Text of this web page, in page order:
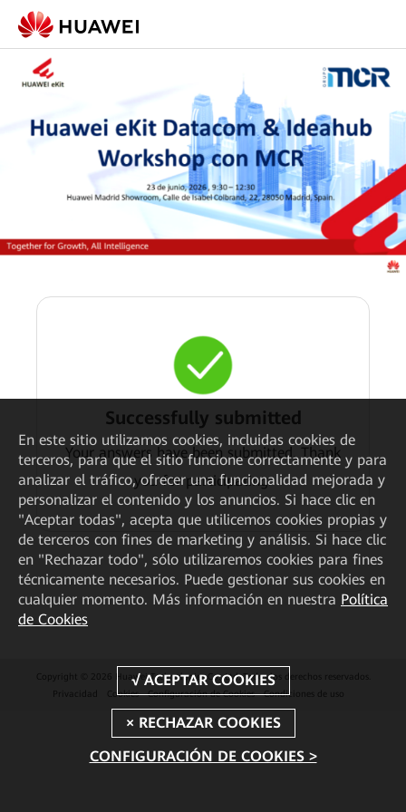
Successfully submitted
Your answers have been submitted. Thank
you for participating.
Copyright © 2026 Huawei Technologies Co., Ltd. Todos los derechos reservados.
Privacidad
Cookies Configuración de Cookies Condiciones de uso
En este sitio utilizamos cookies, incluidas cookies de
terceros, para que el sitio funcione correctamente y para
analizar el tráfico, ofrecer una funcionalidad mejorada y
personalizar el contenido y los anuncios. Si hace clic en
"Aceptar todas", acepta que utilicemos cookies propias y
de terceros con fines de marketing y análisis. Si hace clic
en "Rechazar todo", sólo utilizaremos cookies para fines
técnicamente necesarios. Puede gestionar sus cookies en
cualquier momento. Más información en nuestra Política
de Cookies
CONFIGURACIÓN DE COOKIES >